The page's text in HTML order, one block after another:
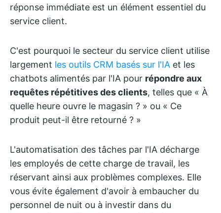
réponse immédiate est un élément essentiel du
service client.
C'est pourquoi le secteur du service client utilise
largement les outils CRM basés sur l'IA et les
chatbots alimentés par l'IA pour répondre aux
requêtes répétitives des clients, telles que « À
quelle heure ouvre le magasin ? » ou « Ce
produit peut-il être retourné ? »
L'automatisation des tâches par l'IA décharge
les employés de cette charge de travail, les
réservant ainsi aux problèmes complexes. Elle
vous évite également d'avoir à embaucher du
personnel de nuit ou à investir dans du